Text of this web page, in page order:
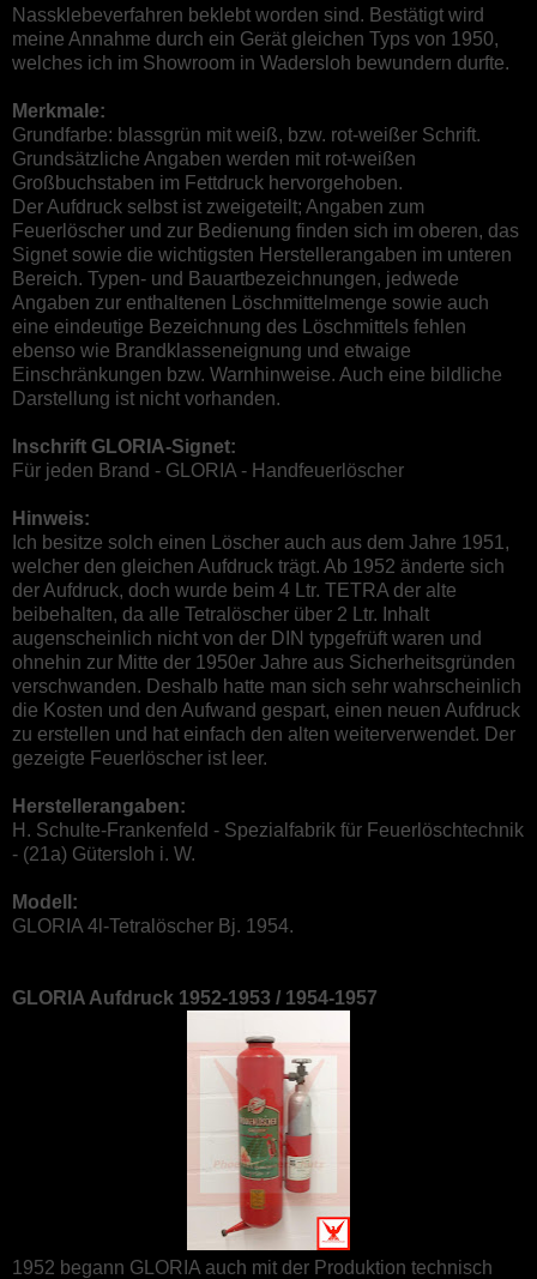
Nassklebeverfahren beklebt worden sind. Bestätigt wird
meine Annahme durch ein Gerät gleichen Typs von 1950,
welches ich im Showroom in Wadersloh bewundern durfte.
Merkmale:
Grundfarbe: blassgrün mit weiß, bzw. rot-weißer Schrift.
Grundsätzliche Angaben werden mit rot-weißen
Großbuchstaben im Fettdruck hervorgehoben.
Der Aufdruck selbst ist zweigeteilt; Angaben zum
Feuerlöscher und zur Bedienung finden sich im oberen, das
Signet sowie die wichtigsten Herstellerangaben im unteren
Bereich. Typen- und Bauartbezeichnungen, jedwede
Angaben zur enthaltenen Löschmittelmenge sowie auch
eine eindeutige Bezeichnung des Löschmittels fehlen
ebenso wie Brandklasseneignung und etwaige
Einschränkungen bzw. Warnhinweise. Auch eine bildliche
Darstellung ist nicht vorhanden.
Inschrift GLORIA-Signet:
Für jeden Brand - GLORIA - Handfeuerlöscher
Hinweis:
Ich besitze solch einen Löscher auch aus dem Jahre 1951,
welcher den gleichen Aufdruck trägt. Ab 1952 änderte sich
der Aufdruck, doch wurde beim 4 Ltr. TETRA der alte
beibehalten, da alle Tetralöscher über 2 Ltr. Inhalt
augenscheinlich nicht von der DIN typgefrüft waren und
ohnehin zur Mitte der 1950er Jahre aus Sicherheitsgründen
verschwanden. Deshalb hatte man sich sehr wahrscheinlich
die Kosten und den Aufwand gespart, einen neuen Aufdruck
zu erstellen und hat einfach den alten weiterverwendet. Der
gezeigte Feuerlöscher ist leer.
Herstellerangaben:
H. Schulte-Frankenfeld - Spezialfabrik für Feuerlöschtechnik
- (21a) Gütersloh i. W.
Modell:
GLORIA 4l-Tetralöscher Bj. 1954.
GLORIA Aufdruck 1952-1953 / 1954-1957
1952 begann GLORIA auch mit der Produktion technisch